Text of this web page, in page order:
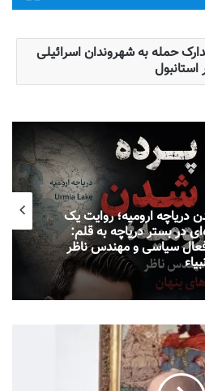
حمله به شهروندان اسرائیلی
استانبول
پشت پرده خشک شدن دریاچه ارومیه؛ روایت یک
مهندس ناظر از پروژه‌ای در بستر دریاچه به قلم:
فعال سیاسی و مهندس ناظر